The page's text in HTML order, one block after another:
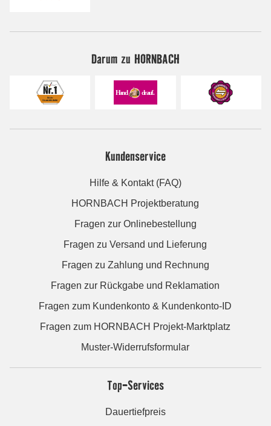
Darum zu HORNBACH
Kundenservice
Hilfe & Kontakt (FAQ)
HORNBACH Projektberatung
Fragen zur Onlinebestellung
Fragen zu Versand und Lieferung
Fragen zu Zahlung und Rechnung
Fragen zur Rückgabe und Reklamation
Fragen zum Kundenkonto & Kundenkonto-ID
Fragen zum HORNBACH Projekt-Marktplatz
Muster-Widerrufsformular
Top-Services
Dauertiefpreis